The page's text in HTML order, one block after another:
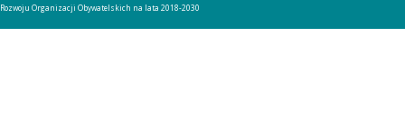
Rozwoju Organizacji Obywatelskich na lata 2018-2030